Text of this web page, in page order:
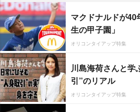
マクドナルドが
生の甲子園」
オリコンタイアップ特集
川島海荷さんと学
引”のリアル
オリコンタイアップ特集